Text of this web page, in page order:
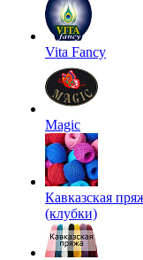
Vita Fancy
Magic
Кавказская
(клубки)